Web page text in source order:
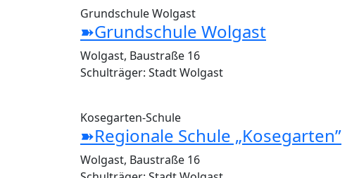
Grundschule Wolgast
➽Grundschule Wolgast
Wolgast, Baustraße 16
Schulträger: Stadt Wolgast
Kosegarten-Schule
➽Regionale Schule „Kosegarten”
Wolgast, Baustraße 16